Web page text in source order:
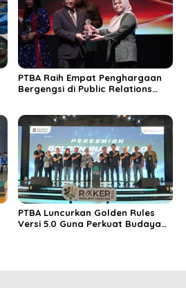
PTBA Raih Empat Penghargaan
Bergengsi di Public Relations
Bernilai
PTBA Luncurkan Golden Rules
Versi 5.0 Guna Perkuat Budaya